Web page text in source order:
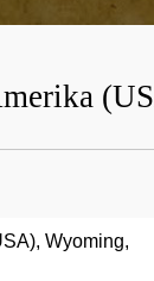
Wyoming,